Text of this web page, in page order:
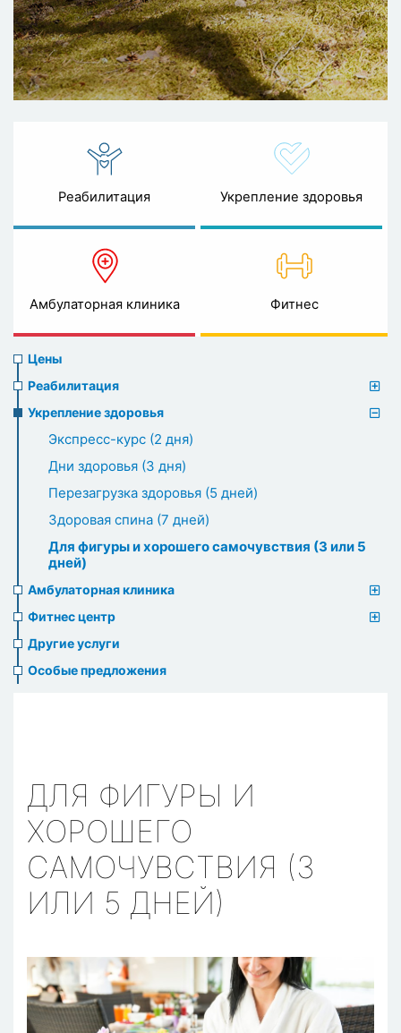
Реабилитация Укрепление здоровья
Амбулаторная клиника Фитнес
Prices
menu
Цены
Реабилитация
Укрепление здоровья
Экспресс-курс (2 дня)
Дни здоровья (3 дня)
Перезагрузка здоровья (5 дней)
Здоровая спина (7 дней)
Для фигуры и хорошего самочувствия (3 или 5
дней)
Амбулаторная клиника
Фитнес центр
Другие услуги
Особые предложения
ДЛЯ ФИГУРЫ И
ХОРОШЕГО
САМОЧУВСТВИЯ (3
ИЛИ 5 ДНЕЙ)